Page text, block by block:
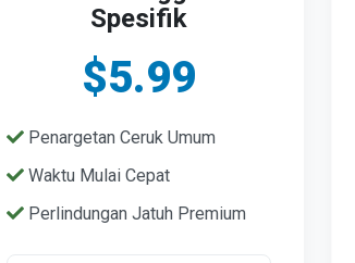
Spesifik
$5.99
Penargetan Ceruk Umum
Waktu Mulai Cepat
Perlindungan Jatuh Premium